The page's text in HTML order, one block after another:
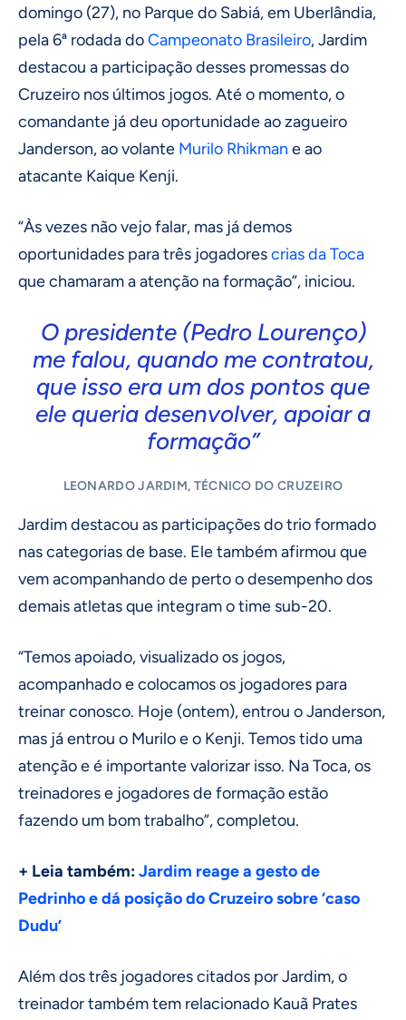
domingo (27), no Parque do Sabiá, em Uberlândia,
pela 6ª rodada doCampeonato Brasileiro, Jardim
destacou a participação desses promessas do
Cruzeiro nos últimos jogos. Até o momento, o
comandante já deu oportunidade ao zagueiro
Janderson, ao volante Murilo Rhikman e ao
atacante Kaique Kenji.
“Às vezes não vejo falar, mas já demos
oportunidades para três jogadorescrias da Toca
que chamaram a atenção na formação”, iniciou.
O presidente (Pedro Lourenço)
me falou, quando me contratou,
que isso era um dos pontos que
ele queria desenvolver, apoiar a
formação”
LEONARDO JARDIM, TÉCNICO DO CRUZEIRO
Jardim destacou as participações do trio formado
nas categorias de base. Ele também afirmou que
vem acompanhando de perto o desempenho dos
demais atletas que integram o time sub-20.
“Temos apoiado, visualizado os jogos,
acompanhado e colocamos os jogadores para
treinar conosco. Hoje (ontem), entrou o Janderson,
mas já entrou o Murilo e o Kenji. Temos tido uma
atenção e é importante valorizar isso. Na Toca, os
treinadores e jogadores de formação estão
fazendo um bom trabalho”, completou.
+ Leia também:Jardim reage a gesto de
Pedrinho e dá posição do Cruzeiro sobre ‘caso
Dudu’
Além dos três jogadores citados por Jardim, o
treinador também tem relacionado Kauã Prates